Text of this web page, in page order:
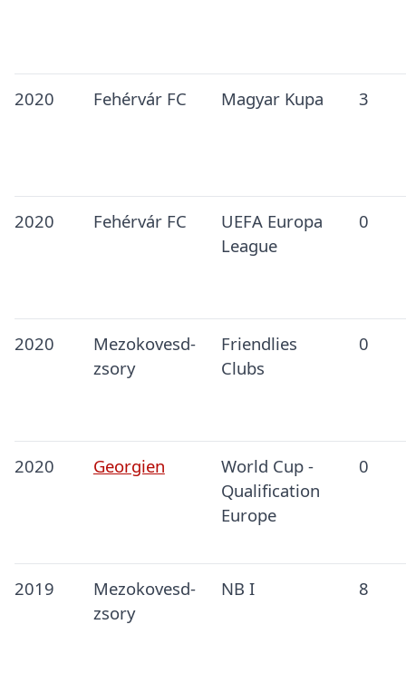
2020 Fehérvár FC Magyar Kupa 3
2020 Fehérvár FC
UEFA Europa
League
0
2020
Mezokovesd-
zsory
Friendlies
Clubs
0
2020 Georgien
World Cup -
Qualification
Europe
0
2019
Mezokovesd-
zsory
NB I 8